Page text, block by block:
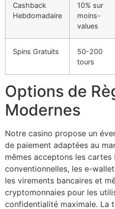
Cashback
Hebdomadaire
10% sur
moins-
values
Spins Gratuits
50-200
tours
Options de
Modernes
Notre casino propose un
de paiement adaptées au
mêmes acceptons les cartes
conventionnelles, les e-
les virements bancaires et
cryptomonnaies pour les
confidentialité maximale. La